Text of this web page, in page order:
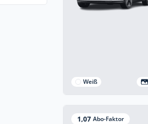
Weiß
1,07 Abo-Faktor